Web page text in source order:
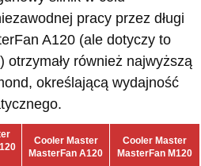
pracy przez długi
A120 (ale dotyczy to
otrzymały również najwyższą
określającą wydajność
Cooler Master
MasterFan A120
Cooler Master
MasterFan M120